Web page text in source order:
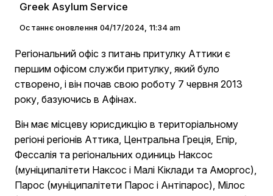
Greek Asylum Service
Останнє оновлення 04/17/2024, 11:34 am
Регіональний офіс з питань притулку Аттики є
першим офісом служби притулку, який було
створено, і він почав свою роботу 7 червня 2013
року, базуючись в Афінах.
Він має місцеву юрисдикцію в територіальному
регіоні регіонів Аттика, Центральна Греція, Епір,
Фессалія та регіональних одиниць Наксос
(муніципалітети Наксос і Малі Кіклади та Аморгос),
Парос (муніципалітети Парос і Антіпарос), Мілос